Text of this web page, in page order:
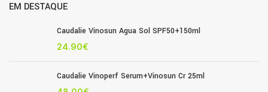
EM DESTAQUE
Caudalie Vinosun Agua Sol SPF50+150ml
24.90€
Caudalie Vinoperf Serum+Vinosun Cr 25ml